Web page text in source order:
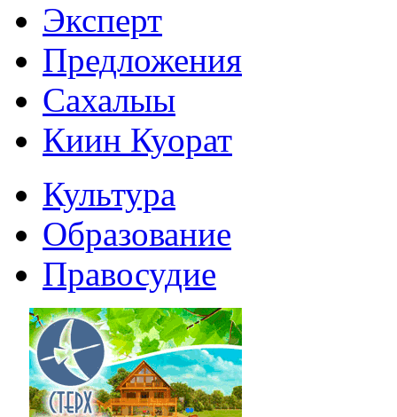
Эксперт
Предложения
Сахалыы
Киин Куорат
Культура
Образование
Правосудие